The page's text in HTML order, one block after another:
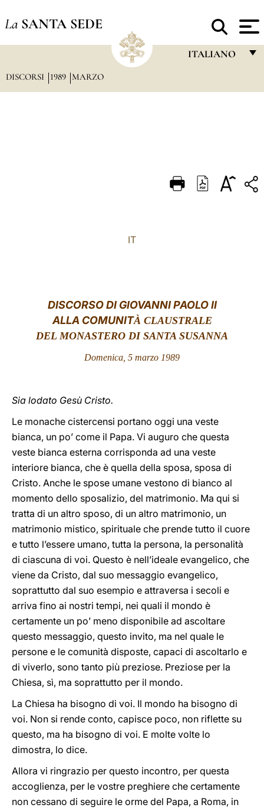
La SANTA SEDE
ITALIANO
DEUTSCH
DISCORSI 1989 MARZO
IT
DISCORSO DI GIOVANNI PAOLO II
ALLA COMUNITÀ CLAUSTRALE
DEL MONASTERO DI SANTA SUSANNA
Domenica, 5 marzo 1989
Sia lodato Gesù Cristo.
Le monache cistercensi portano oggi una veste
bianca, un po’ come il Papa. Vi auguro che questa
veste bianca esterna corrisponda ad una veste
interiore bianca, che è quella della sposa, sposa di
Cristo. Anche le spose umane vestono di bianco al
momento dello sposalizio, del matrimonio. Ma qui si
tratta di un altro sposo, di un altro matrimonio, un
matrimonio mistico, spirituale che prende tutto il cuore
e tutto l’essere umano, tutta la persona, la personalità
di ciascuna di voi. Questo è nell’ideale evangelico, che
viene da Cristo, dal suo messaggio evangelico,
soprattutto dal suo esempio e attraversa i secoli e
arriva fino ai nostri tempi, nei quali il mondo è
certamente un po’ meno disponibile ad ascoltare
questo messaggio, questo invito, ma nel quale le
persone e le comunità disposte, capaci di ascoltarlo e
di viverlo, sono tanto più preziose. Preziose per la
Chiesa, sì, ma soprattutto per il mondo.
La Chiesa ha bisogno di voi. Il mondo ha bisogno di
voi. Non si rende conto, capisce poco, non riflette su
questo, ma ha bisogno di voi. E molte volte lo
dimostra, lo dice.
Allora vi ringrazio per questo incontro, per questa
accoglienza, per le vostre preghiere che certamente
non cessano di seguire le orme del Papa, a Roma, in